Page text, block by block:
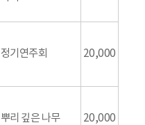
정기연주회 20,000
뿌리 깊은 나무 20,000